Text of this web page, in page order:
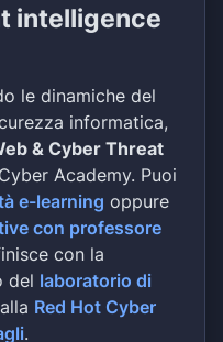
intelligence
le dinamiche del
informatica,
& Cyber Threat
Academy. Puoi
e-learning oppure
con professore
con la
del laboratorio di
Red Hot Cyber
.